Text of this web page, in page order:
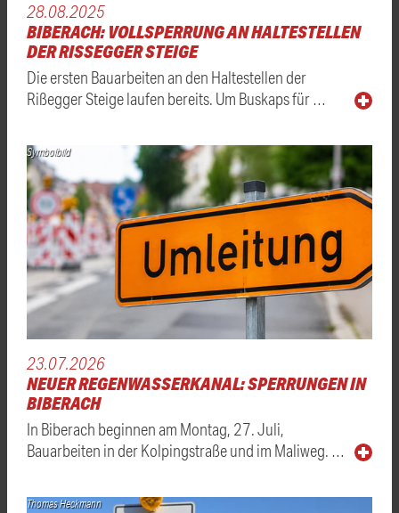
28.08.2025
BIBERACH: VOLLSPERRUNG AN HALTESTELLEN
DER RISSEGGER STEIGE
Die ersten Bauarbeiten an den Haltestellen der
Rißegger Steige laufen bereits. Um Buskaps für …
Symbolbild
23.07.2026
NEUER REGENWASSERKANAL: SPERRUNGEN IN
BIBERACH
In Biberach beginnen am Montag, 27. Juli,
Bauarbeiten in der Kolpingstraße und im Maliweg. …
Thomas Heckmann